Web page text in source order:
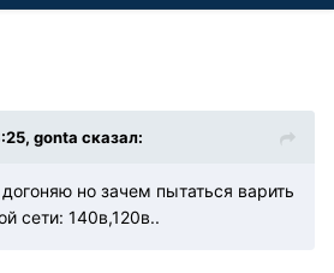
gonta сказал:
но зачем пытаться варить
сети: 140в,120в..